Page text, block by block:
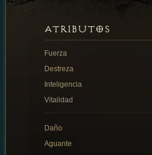
ATRIBUTOS
Fuerza
Destreza
Inteligencia
Vitalidad
Daño
Aguante